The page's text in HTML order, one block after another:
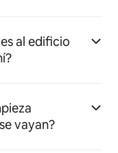
al edificio
vayan?